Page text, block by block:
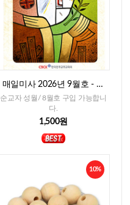
매일미사 2026년 9월호 - 일
반판
순교자 성월/ 8월호 구입 가능합니
다.
1,500원
10%